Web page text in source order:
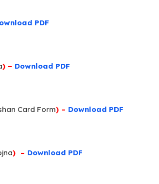
PDF
) – Download PDF
Card Form) – Download PDF
) – Download PDF